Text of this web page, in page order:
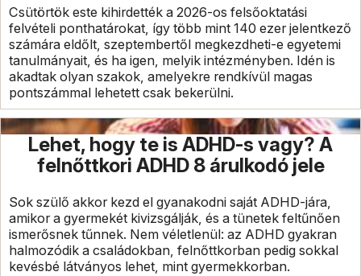
Csütörtök este kihirdették a 2026-os felsőoktatási
felvételi ponthatárokat, így több mint 140 ezer jelentkező
számára eldőlt, szeptembertől megkezdheti-e egyetemi
tanulmányait, és ha igen, melyik intézményben. Idén is
akadtak olyan szakok, amelyekre rendkívül magas
pontszámmal lehetett csak bekerülni.
Lehet, hogy te is ADHD-s vagy? A
felnőttkori ADHD 8 árulkodó jele
Sok szülő akkor kezd el gyanakodni saját ADHD-jára,
amikor a gyermekét kivizsgálják, és a tünetek feltűnően
ismerősnek tűnnek. Nem véletlenül: az ADHD gyakran
halmozódik a családokban, felnőttkorban pedig sokkal
kevésbé látványos lehet, mint gyermekkorban.